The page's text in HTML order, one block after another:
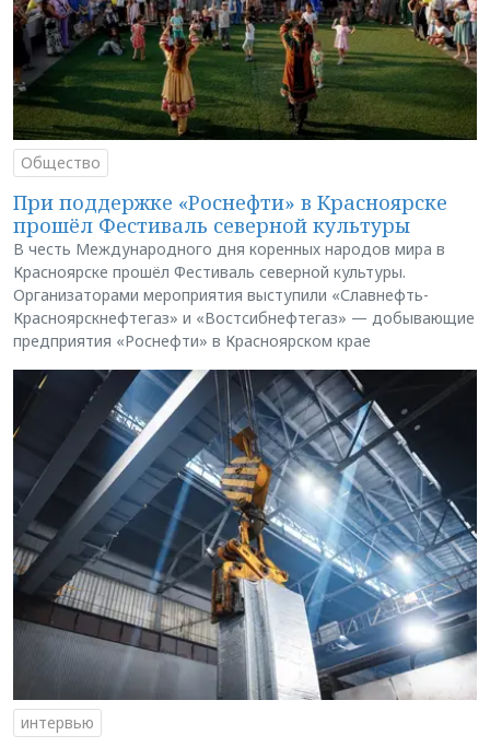
Общество
При поддержке «Роснефти» в Красноярске
прошёл Фестиваль северной культуры
В честь Международного дня коренных народов мира в
Красноярске прошёл Фестиваль северной культуры.
Организаторами мероприятия выступили «Славнефть-
Красноярскнефтегаз» и «Востсибнефтегаз» — добывающие
предприятия «Роснефти» в Красноярском крае
интервью